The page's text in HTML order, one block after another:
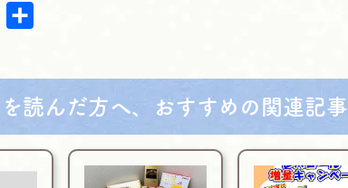
読んだ方へ、おすすめの関連記事